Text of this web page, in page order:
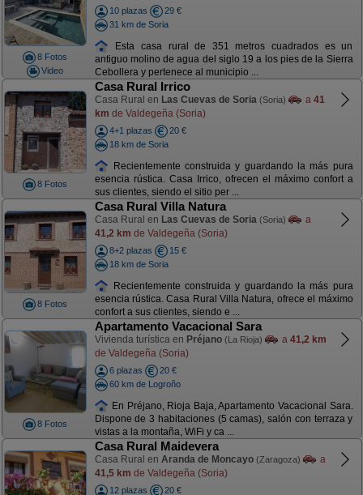
8 Fotos
Video
10 plazas
29 €
31 km de Soria
Esta casa rural de 351 metros cuadrados es un
antiguo molino de agua del siglo 19 a los pies de la Sierra
Cebollera y pertenece al municipio ...
8 Fotos
Casa Rural Irrico
Casa Rural en Las Cuevas de Soria (Soria) a 41
km de Valdegeña (Soria)
4+1 plazas
20 €
18 km de Soria
Recientemente construida y guardando la más pura
esencia rústica. Casa Irrico, ofrecen el máximo confort a
sus clientes, siendo el sitio per ...
8 Fotos
Casa Rural Villa Natura
Casa Rural en Las Cuevas de Soria (Soria)
a
41,2 km de Valdegeña (Soria)
8+2 plazas
15 €
18 km de Soria
Recientemente construida y guardando la más pura
esencia rústica. Casa Rural Villa Natura, ofrece el máximo
confort a sus clientes, siendo e ...
8 Fotos
Apartamento Vacacional Sara
Vivienda turística en Préjano (La Rioja) a 41,2 km
de Valdegeña (Soria)
6 plazas
20 €
60 km de Logroño
En Préjano, Rioja Baja, Apartamento Vacacional Sara.
Dispone de 3 habitaciones (5 camas), salón con terraza y
vistas a la montaña, WiFi y ca ...
Casa Rural Maidevera
Casa Rural en Aranda de Moncayo (Zaragoza)
a
41,5 km de Valdegeña (Soria)
12 plazas
20 €